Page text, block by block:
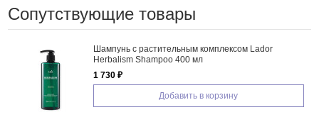
Сопутствующие товары
Шампунь с растительным комплексом Lador
Herbalism Shampoo 400 мл
1 730 ₽
Добавить в корзину